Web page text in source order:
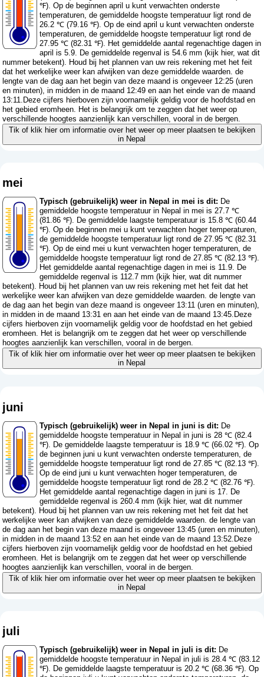
℉). Op de beginnen april u kunt verwachten onderste
temperaturen, de gemiddelde hoogste temperatuur ligt rond de
26.2 ℃ (79.16 ℉). Op de eind april u kunt verwachten onderste
temperaturen, de gemiddelde hoogste temperatuur ligt rond de
27.95 ℃ (82.31 ℉). Het gemiddelde aantal regenachtige dagen in
april is 5.9. De gemiddelde regenval is 54.6 mm (kijk hier, wat dit
nummer betekent). Houd bij het plannen van uw reis rekening met het feit
dat het werkelijke weer kan afwijken van deze gemiddelde waarden. de
lengte van de dag aan het begin van deze maand is ongeveer 12:25 (uren
en minuten), in midden in de maand 12:49 en aan het einde van de maand
13:11.Deze cijfers hierboven zijn voornamelijk geldig voor de hoofdstad en
het gebied eromheen. Het is belangrijk om te zeggen dat het weer op
verschillende hoogtes aanzienlijk kan verschillen, vooral in de bergen.
Tik of klik hier om informatie over het weer op meer plaatsen te bekijken
in Nepal
mei
Typisch (gebruikelijk) weer in Nepal in mei is dit: De
gemiddelde hoogste temperatuur in Nepal in mei is 27.7 ℃
(81.86 ℉). De gemiddelde laagste temperatuur is 15.8 ℃ (60.44
℉). Op de beginnen mei u kunt verwachten hoger temperaturen,
de gemiddelde hoogste temperatuur ligt rond de 27.95 ℃ (82.31
℉). Op de eind mei u kunt verwachten hoger temperaturen, de
gemiddelde hoogste temperatuur ligt rond de 27.85 ℃ (82.13 ℉).
Het gemiddelde aantal regenachtige dagen in mei is 11.9. De
gemiddelde regenval is 112.7 mm (kijk hier, wat dit nummer
betekent). Houd bij het plannen van uw reis rekening met het feit dat het
werkelijke weer kan afwijken van deze gemiddelde waarden. de lengte van
de dag aan het begin van deze maand is ongeveer 13:11 (uren en minuten),
in midden in de maand 13:31 en aan het einde van de maand 13:45.Deze
cijfers hierboven zijn voornamelijk geldig voor de hoofdstad en het gebied
eromheen. Het is belangrijk om te zeggen dat het weer op verschillende
hoogtes aanzienlijk kan verschillen, vooral in de bergen.
Tik of klik hier om informatie over het weer op meer plaatsen te bekijken
in Nepal
juni
Typisch (gebruikelijk) weer in Nepal in juni is dit: De
gemiddelde hoogste temperatuur in Nepal in juni is 28 ℃ (82.4
℉). De gemiddelde laagste temperatuur is 18.9 ℃ (66.02 ℉). Op
de beginnen juni u kunt verwachten onderste temperaturen, de
gemiddelde hoogste temperatuur ligt rond de 27.85 ℃ (82.13 ℉).
Op de eind juni u kunt verwachten hoger temperaturen, de
gemiddelde hoogste temperatuur ligt rond de 28.2 ℃ (82.76 ℉).
Het gemiddelde aantal regenachtige dagen in juni is 17. De
gemiddelde regenval is 260.4 mm (kijk hier, wat dit nummer
betekent). Houd bij het plannen van uw reis rekening met het feit dat het
werkelijke weer kan afwijken van deze gemiddelde waarden. de lengte van
de dag aan het begin van deze maand is ongeveer 13:45 (uren en minuten),
in midden in de maand 13:52 en aan het einde van de maand 13:52.Deze
cijfers hierboven zijn voornamelijk geldig voor de hoofdstad en het gebied
eromheen. Het is belangrijk om te zeggen dat het weer op verschillende
hoogtes aanzienlijk kan verschillen, vooral in de bergen.
Tik of klik hier om informatie over het weer op meer plaatsen te bekijken
in Nepal
juli
Typisch (gebruikelijk) weer in Nepal in juli is dit: De
gemiddelde hoogste temperatuur in Nepal in juli is 28.4 ℃ (83.12
℉). De gemiddelde laagste temperatuur is 20.2 ℃ (68.36 ℉). Op